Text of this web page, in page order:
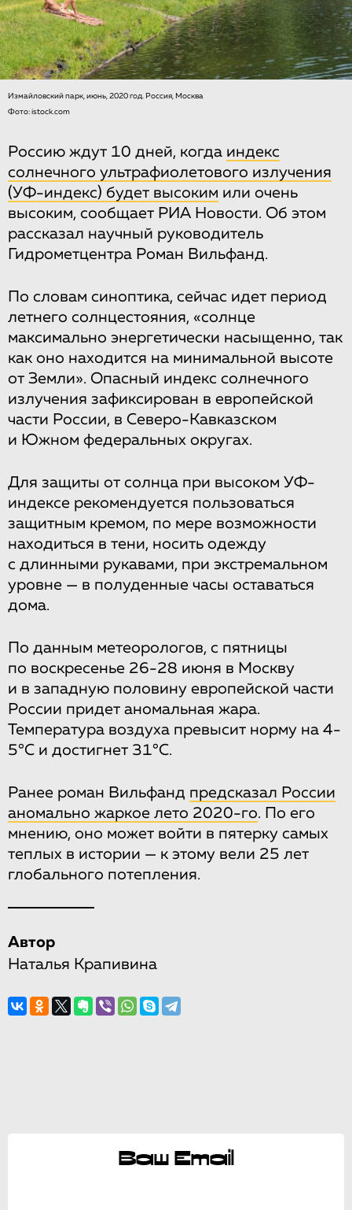
Измайловский парк, июнь, 2020 год. Россия, Москва
Фото: istock.com
Россию ждут 10 дней, когда индекс
солнечного ультрафиолетового излучения
(УФ-индекс) будет высоким или очень
высоким, сообщает РИА Новости. Об этом
рассказал научный руководитель
Гидрометцентра Роман Вильфанд.
По словам синоптика, сейчас идет период
летнего солнцестояния, «солнце
максимально энергетически насыщенно, так
как оно находится на минимальной высоте
от Земли». Опасный индекс солнечного
излучения зафиксирован в европейской
части России, в Северо-Кавказском
и Южном федеральных округах.
Для защиты от солнца при высоком УФ-
индексе рекомендуется пользоваться
защитным кремом, по мере возможности
находиться в тени, носить одежду
с длинными рукавами, при экстремальном
уровне — в полуденные часы оставаться
дома.
По данным метеорологов, с пятницы
по воскресенье 26-28 июня в Москву
и в западную половину европейской части
России придет аномальная жара.
Температура воздуха превысит норму на 4-
5°C и достигнет 31°C.
Ранее роман Вильфанд предсказал России
аномально жаркое лето 2020-го. По его
мнению, оно может войти в пятерку самых
теплых в истории — к этому вели 25 лет
глобального потепления.
Автор
Наталья Крапивина
Ваш Email